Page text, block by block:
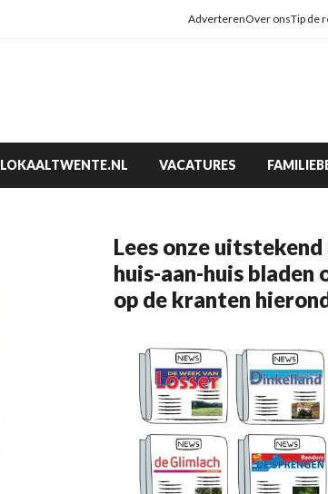
AdverterenOver onsTip de
LOKAALTWENTE.NL VACATURES
Lees onze uitstekend
huis-aan-huis bladen
op de kranten